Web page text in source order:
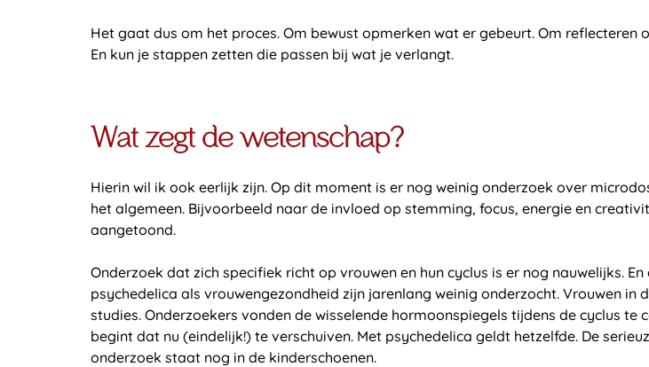
Het gaat dus om het proces. Om bewust opmerken wat er gebeurt. Om
En kun je stappen zetten die passen bij wat je verlangt.
Wat zegt de wetenschap?
Hierin wil ik ook eerlijk zijn. Op dit moment is er nog weinig onderzoek over
het algemeen. Bijvoorbeeld naar de invloed op stemming, focus, energie en
aangetoond.
Onderzoek dat zich specifiek richt op vrouwen en hun cyclus is er nog nauwelijks.
psychedelica als vrouwengezondheid zijn jarenlang weinig onderzocht. Vrouwen
studies. Onderzoekers vonden de wisselende hormoonspiegels tijdens de cyclus
begint dat nu (eindelijk!) te verschuiven. Met psychedelica geldt hetzelfde. De
onderzoek staat nog in de kinderschoenen.